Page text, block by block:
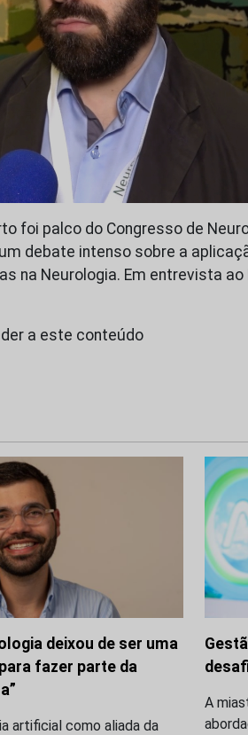
foi palco do Congresso de
debate intenso sobre a
na Neurologia. Em entrevista ao
a este conteúdo
deixou de ser uma
fazer parte da
artificial como aliada da
A